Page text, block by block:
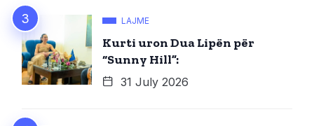
LAJME
Kurti uron Dua Lipën për
“Sunny Hill”:
31 July 2026